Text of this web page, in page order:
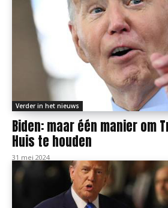
Verder in het nieuws
Biden: maar één manier om
Huis te houden
31 mei 2024